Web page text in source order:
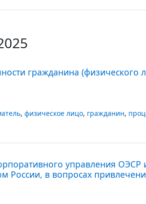
гражданина (физического
, физическое лицо, гражданин,
управления ОЭСР
в вопросах